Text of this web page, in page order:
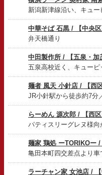
新潟新津線沿い、キュ
中華そば 石黒 / 【中央区
弁天橋通り
中田製作所 / 【五泉・加
五泉高校近く、キュー
麺者 風天 小針店 / 【西区
JR小針駅から徒歩約7分
らーめん 源次郎 / 【西区
パティスリーグレヌ様向
麺家 鶏処 ーTORIKOー /
亀田本町四交差点より車
ラーチャン家 女池店 / 【